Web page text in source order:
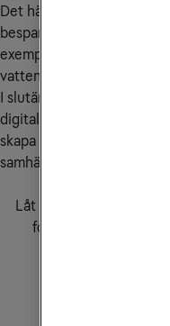
Det här skulle innebära
besparingar genom att
exempelvis byggnader,
vattenhantering och
I slutänden handlar det
digitaliseringens
skapa mer ekologiskt,
samhällen.
Låt oss hitta rätt
formuläret via